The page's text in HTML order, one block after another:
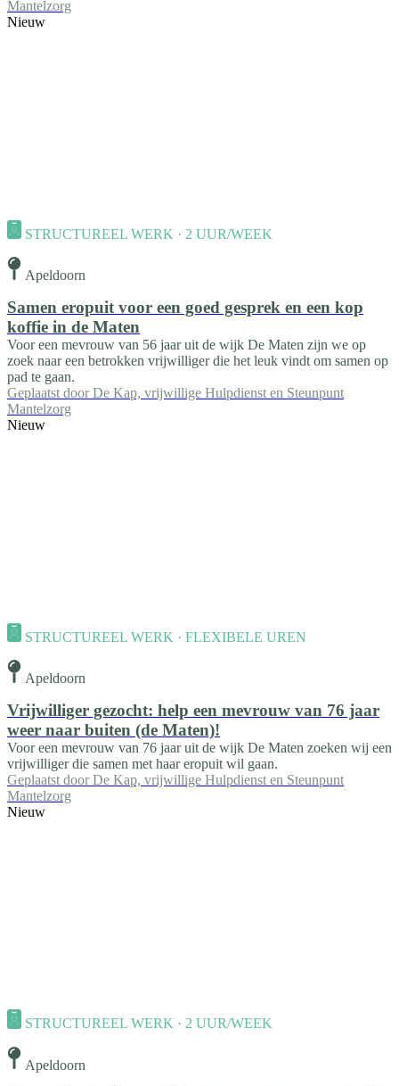
Mantelzorg
Nieuw
STRUCTUREEL WERK · 2 UUR/WEEK
Apeldoorn
Samen eropuit voor een goed gesprek en een kop
koffie in de Maten
Voor een mevrouw van 56 jaar uit de wijk De Maten zijn we op
zoek naar een betrokken vrijwilliger die het leuk vindt om samen op
pad te gaan.
Geplaatst door De Kap, vrijwillige Hulpdienst en Steunpunt
Mantelzorg
Nieuw
STRUCTUREEL WERK · FLEXIBELE UREN
Apeldoorn
Vrijwilliger gezocht: help een mevrouw van 76 jaar
weer naar buiten (de Maten)!
Voor een mevrouw van 76 jaar uit de wijk De Maten zoeken wij een
vrijwilliger die samen met haar eropuit wil gaan.
Geplaatst door De Kap, vrijwillige Hulpdienst en Steunpunt
Mantelzorg
Nieuw
STRUCTUREEL WERK · 2 UUR/WEEK
Apeldoorn